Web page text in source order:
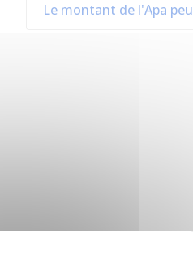
Le montant de l'Apa